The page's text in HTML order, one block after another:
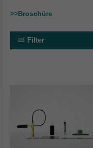
>>Broschüre
Filter